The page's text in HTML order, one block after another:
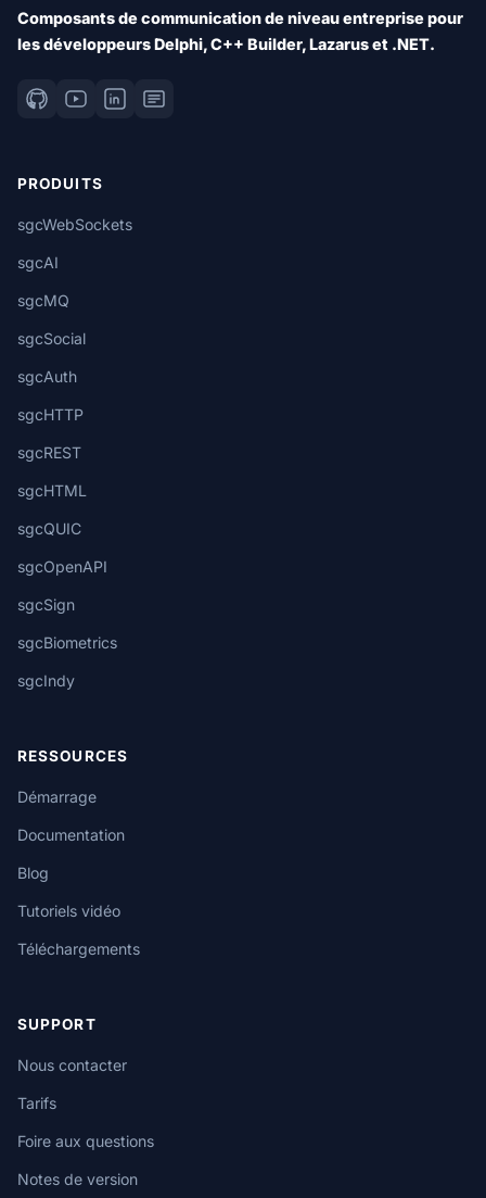
Composants de communication de niveau entreprise pour
les développeurs Delphi, C++ Builder, Lazarus et .NET.
PRODUITS
sgcWebSockets
sgcAI
sgcMQ
sgcSocial
sgcAuth
sgcHTTP
sgcREST
sgcHTML
sgcQUIC
sgcOpenAPI
sgcSign
sgcBiometrics
sgcIndy
RESSOURCES
Démarrage
Documentation
Blog
Tutoriels vidéo
Téléchargements
SUPPORT
Nous contacter
Tarifs
Foire aux questions
Notes de version